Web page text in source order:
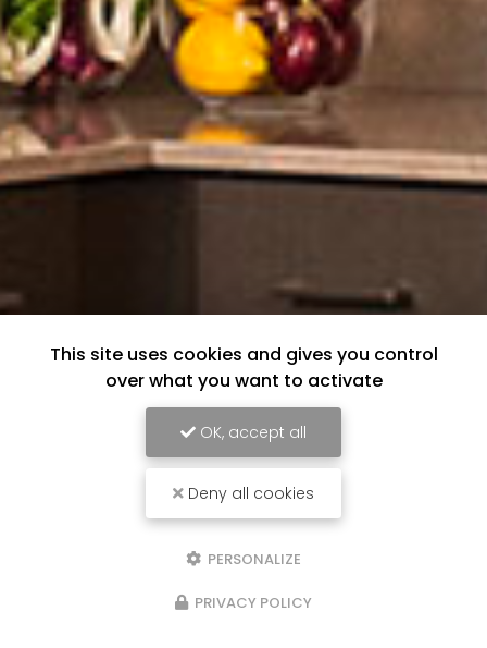
This site uses cookies and gives you control
over what you want to activate
OK, accept all
Deny all cookies
PERSONALIZE
PRIVACY POLICY